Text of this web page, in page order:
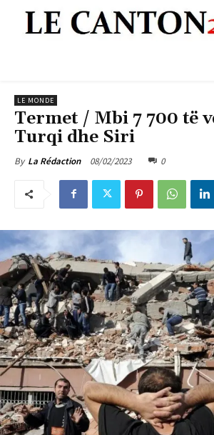
LE MONDE
Termet / Mbi 7 700 të
Turqi dhe Siri
By La Rédaction 08/02/2023 0